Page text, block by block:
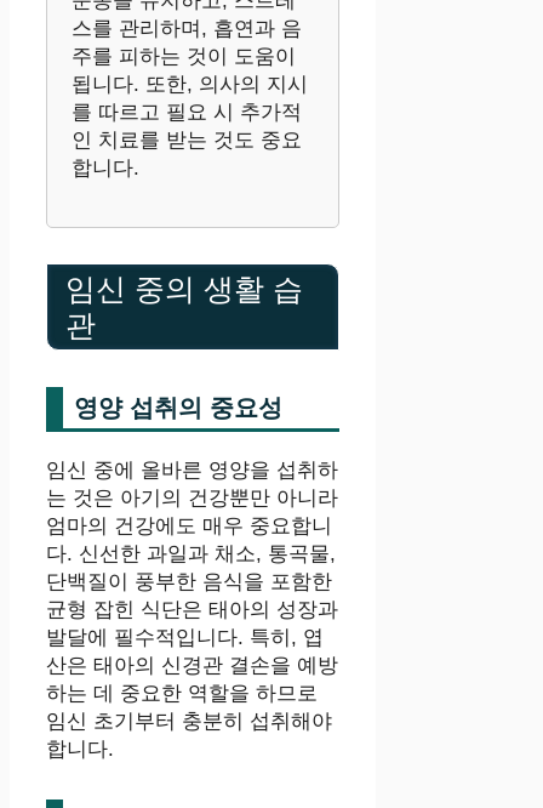
스를 관리하며, 흡연과 음
주를 피하는 것이 도움이
됩니다. 또한, 의사의 지시
를 따르고 필요 시 추가적
인 치료를 받는 것도 중요
합니다.
임신 중의 생활 습
관
영양 섭취의 중요성
임신 중에 올바른 영양을 섭취하
는 것은 아기의 건강뿐만 아니라
엄마의 건강에도 매우 중요합니
다. 신선한 과일과 채소, 통곡물,
단백질이 풍부한 음식을 포함한
균형 잡힌 식단은 태아의 성장과
발달에 필수적입니다. 특히, 엽
산은 태아의 신경관 결손을 예방
하는 데 중요한 역할을 하므로
임신 초기부터 충분히 섭취해야
합니다.